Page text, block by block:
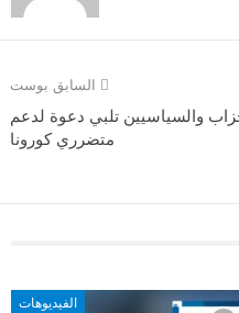
السابق بوست
والسياسيين تلبي دعوة لدعم
متضرري كورونا
الفيديوهات